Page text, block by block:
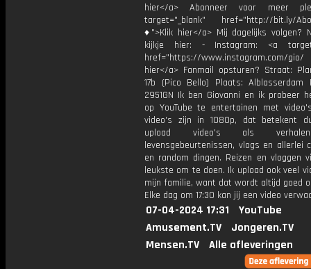
hier</a> Abonneer voor meer
target="_blank" href="http://bit.ly/
♦">Klik hier</a> Mij dagelijks volgen?
kijkje hier: - Instagram: <a
href="https://www.instagram.com/
hier</a> Fanmail opsturen? Straat:
17b (Pico Bello) Plaats: Alblasserdam
2951GN Ik ben Giovanni en ik probeer
op YouTube te entertainen met
video's zijn in 1080p, dat betekent
upload video's als
levensgebeurtenissen, vlogs en allerlei
en random dingen. Reizen en vloggen
leukste om te doen. Ik upload ook veel
mijn familie, want dat wordt altijd goed
Elke dag om 17:30 kan jij een video
07-04-2024 17:31
YouTube
Amusement.TV
Jongeren.TV
Mensen.TV
Alle afleveringen